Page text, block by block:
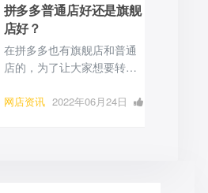
关心拼多多怎么开店之外，
对于后续的运营技巧也是非
常感兴趣的。
拼多多普通店好还是旗舰
店好？
在拼多多也有旗舰店和普通
店的，为了让大家想要转让
好的认知，现在给大家介绍
网店资讯 2022年06月24日